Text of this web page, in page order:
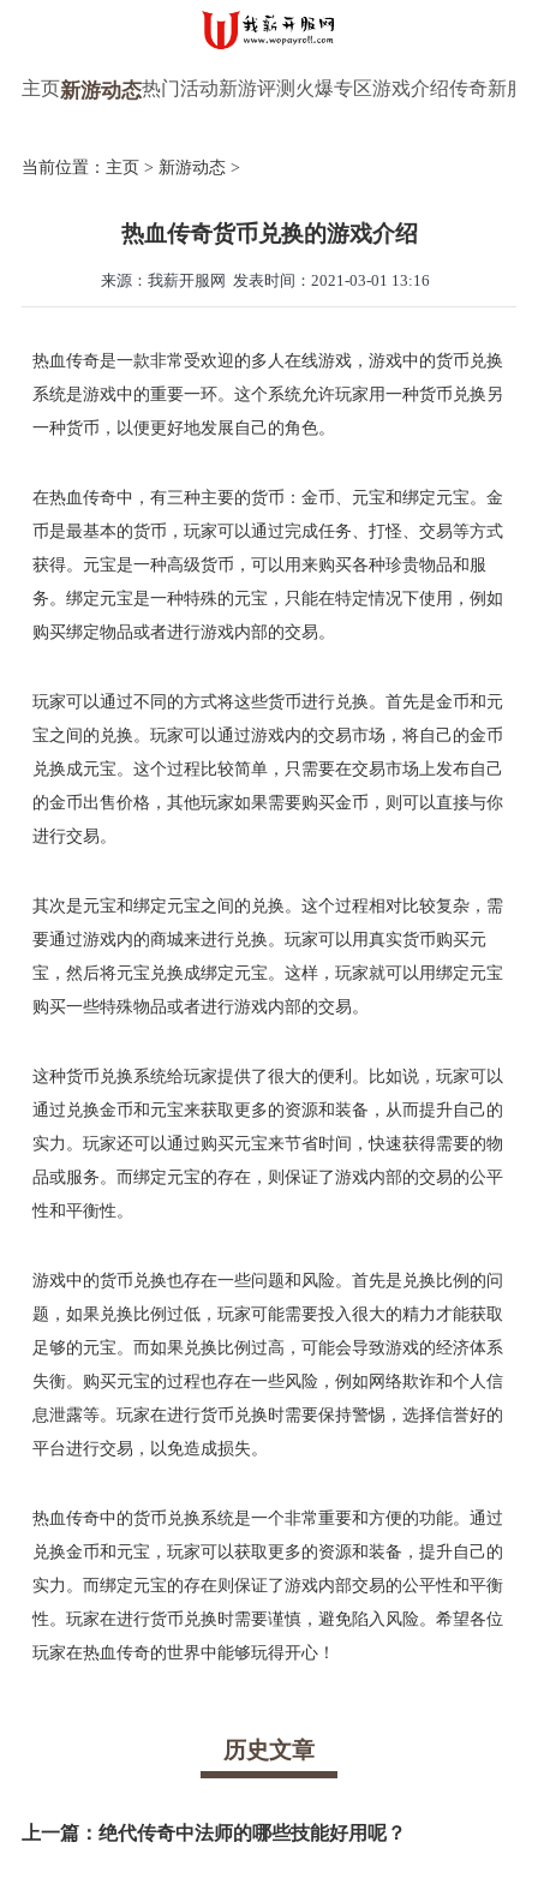
主页新游动态热门活动新游评测 火爆专区游戏介绍传奇新服
当前位置： 主页> 新游动态>
热血传奇货币兑换的游戏介绍
来源：我薪开服网 发表时间：2021-03-01 13:16
热血传奇是一款非常受欢迎的多人在线游戏，游戏中的货币兑换
系统是游戏中的重要一环。这个系统允许玩家用一种货币兑换另
一种货币，以便更好地发展自己的角色。
在热血传奇中，有三种主要的货币：金币、元宝和绑定元宝。金
币是最基本的货币，玩家可以通过完成任务、打怪、交易等方式
获得。元宝是一种高级货币，可以用来购买各种珍贵物品和服
务。绑定元宝是一种特殊的元宝，只能在特定情况下使用，例如
购买绑定物品或者进行游戏内部的交易。
玩家可以通过不同的方式将这些货币进行兑换。首先是金币和元
宝之间的兑换。玩家可以通过游戏内的交易市场，将自己的金币
兑换成元宝。这个过程比较简单，只需要在交易市场上发布自己
的金币出售价格，其他玩家如果需要购买金币，则可以直接与你
进行交易。
其次是元宝和绑定元宝之间的兑换。这个过程相对比较复杂，需
要通过游戏内的商城来进行兑换。玩家可以用真实货币购买元
宝，然后将元宝兑换成绑定元宝。这样，玩家就可以用绑定元宝
购买一些特殊物品或者进行游戏内部的交易。
这种货币兑换系统给玩家提供了很大的便利。比如说，玩家可以
通过兑换金币和元宝来获取更多的资源和装备，从而提升自己的
实力。玩家还可以通过购买元宝来节省时间，快速获得需要的物
品或服务。而绑定元宝的存在，则保证了游戏内部的交易的公平
性和平衡性。
游戏中的货币兑换也存在一些问题和风险。首先是兑换比例的问
题，如果兑换比例过低，玩家可能需要投入很大的精力才能获取
足够的元宝。而如果兑换比例过高，可能会导致游戏的经济体系
失衡。购买元宝的过程也存在一些风险，例如网络欺诈和个人信
息泄露等。玩家在进行货币兑换时需要保持警惕，选择信誉好的
平台进行交易，以免造成损失。
热血传奇中的货币兑换系统是一个非常重要和方便的功能。通过
兑换金币和元宝，玩家可以获取更多的资源和装备，提升自己的
实力。而绑定元宝的存在则保证了游戏内部交易的公平性和平衡
性。玩家在进行货币兑换时需要谨慎，避免陷入风险。希望各位
玩家在热血传奇的世界中能够玩得开心！
历史文章
上一篇： 绝代传奇中法师的哪些技能好用呢？